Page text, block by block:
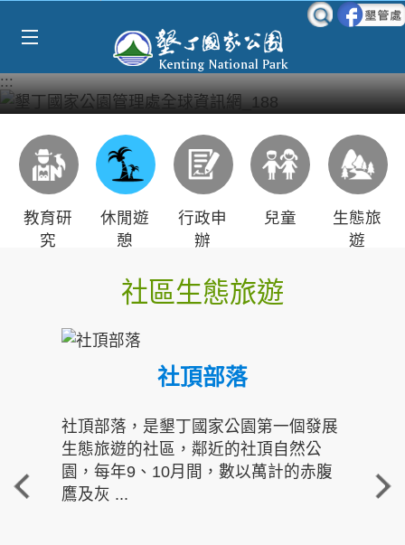
:::
教育研
究
休閒遊
憩
行政申
辦
兒童
生態旅
遊
社區生態旅遊
社頂部落
社頂部落，是墾丁國家公園第一個發展
生態旅遊的社區，鄰近的社頂自然公
園，每年9、10月間，數以萬計的赤腹
鷹及灰 ...
重
走進